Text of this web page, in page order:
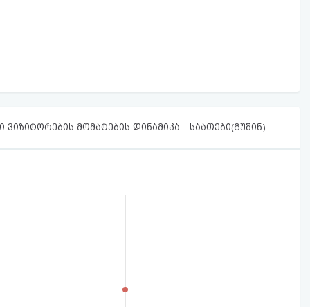
ვიზიტორების მომატების დინამიკა - საათები(გუშინ)